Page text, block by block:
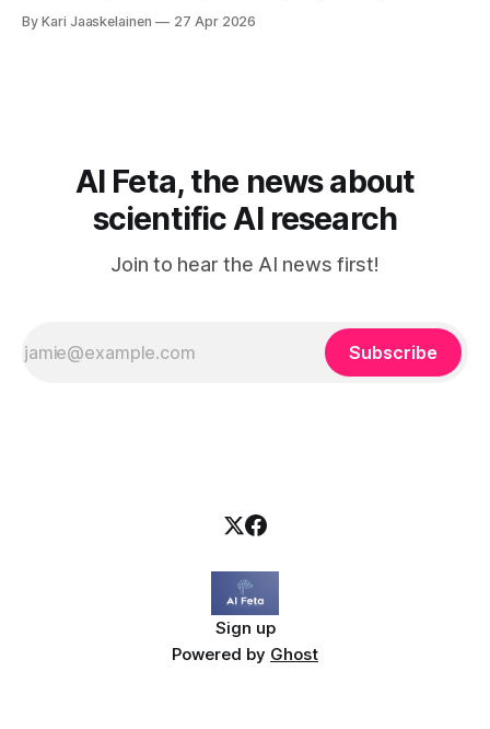
tottelee sinua sokeasti. Useammin huomaat itse
By Kari Jaaskelainen 27 Apr 2026
AI Feta, the news about
scientific AI research
Join to hear the AI news first!
Subscribe
Sign up
Powered by Ghost